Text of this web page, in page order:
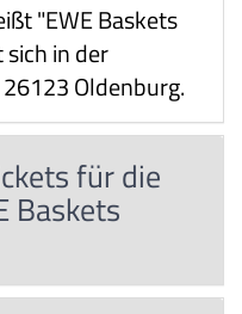
"EWE Baskets
in der
Oldenburg.
für die
Baskets